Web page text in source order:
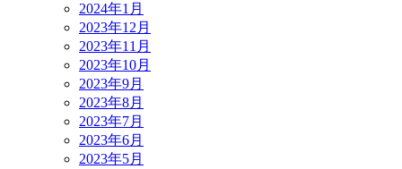
2024年1月
2023年12月
2023年11月
2023年10月
2023年9月
2023年8月
2023年7月
2023年6月
2023年5月